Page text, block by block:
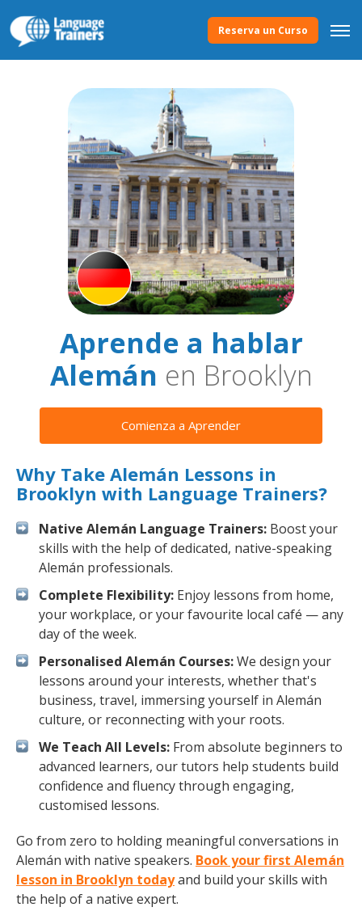
Reserva un Curso
Aprende a hablar
Alemán en Brooklyn
Comienza a Aprender
Why Take Alemán Lessons in
Brooklyn with Language Trainers?
Native Alemán Language Trainers: Boost your
skills with the help of dedicated, native-speaking
Alemán professionals.
Complete Flexibility: Enjoy lessons from home,
your workplace, or your favourite local café — any
day of the week.
Personalised Alemán Courses:We design your
lessons around your interests, whether that's
business, travel, immersing yourself in Alemán
culture, or reconnecting with your roots.
We Teach All Levels: From absolute beginners to
advanced learners, our tutors help students build
confidence and fluency through engaging,
customised lessons.
Go from zero to holding meaningful conversations in
Alemán with native speakers. Book your first Alemán
lesson in Brooklyn todayand build your skills with
the help of a native expert.